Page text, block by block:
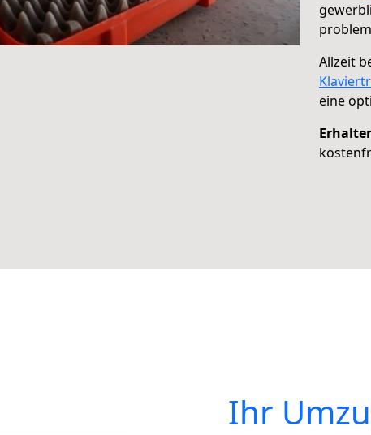
Allzeit
eine
Ihr